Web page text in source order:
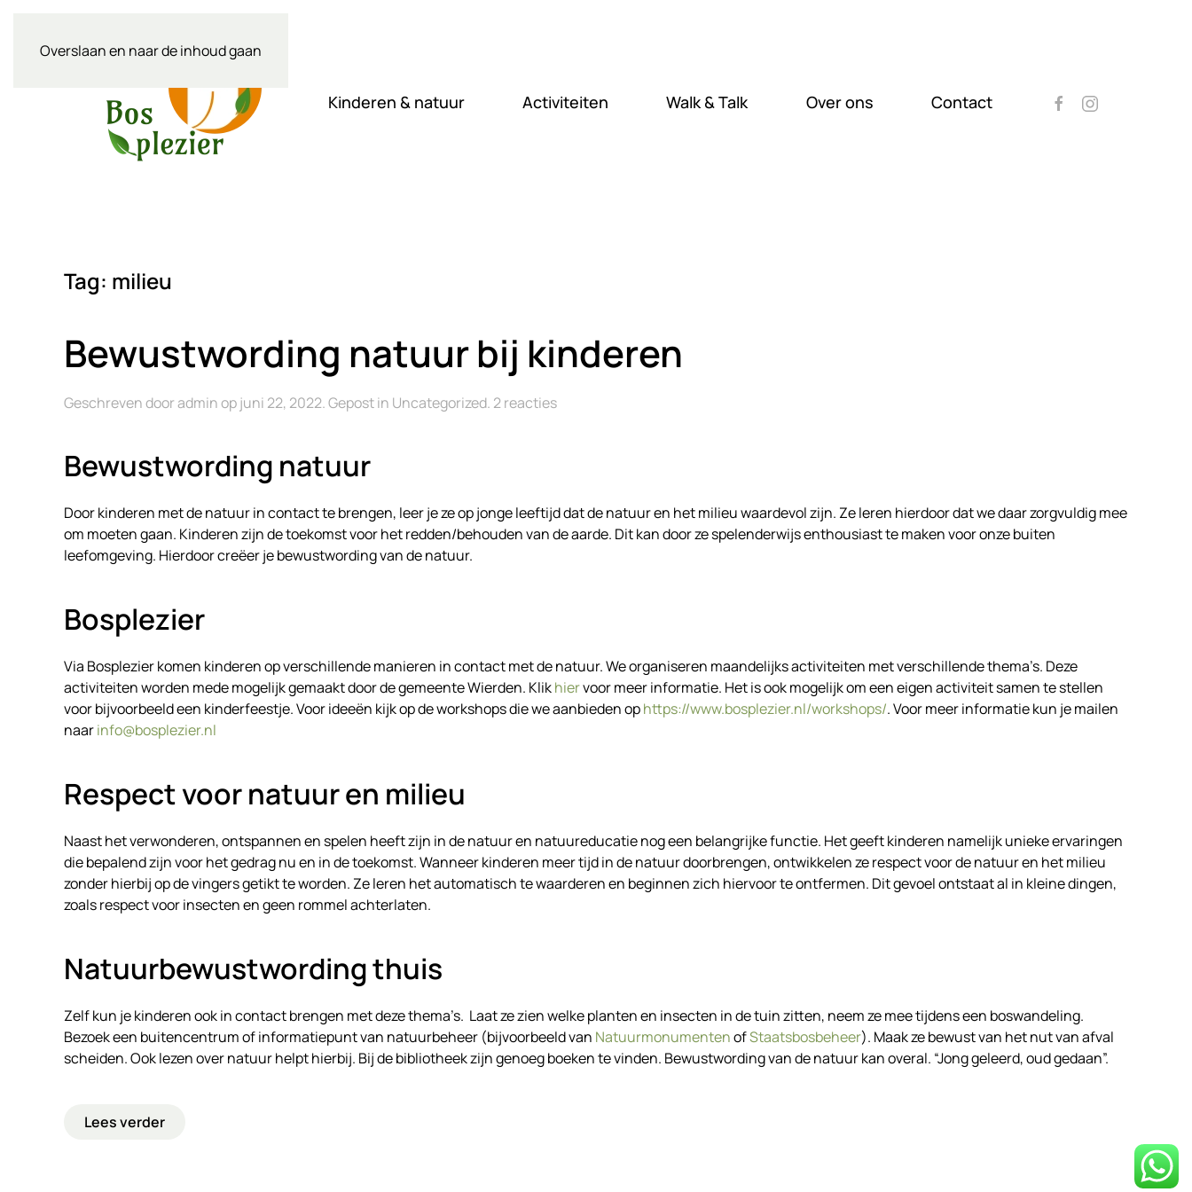
Overslaan en naar de inhoud gaan
Kinderen & natuur Activiteiten Walk & Talk Over ons Contact
Tag: milieu
Bewustwording natuur bij kinderen
Geschreven dooradminopjuni 22, 2022. Gepost in Uncategorized. 2 reactiesop
Bewustwording natuur
Door kinderen met de natuur in contact te brengen, leer je ze op jonge leeftijd dat de natuur en het milieu waardevol zijn. Ze leren hierdoor dat we daar zorgvuldig mee
om moeten gaan. Kinderen zijn de toekomst voor het redden/behouden van de aarde. Dit kan door ze spelenderwijs enthousiast te maken voor onze buiten
leefomgeving. Hierdoor creëer je bewustwording van de natuur.
Bosplezier
Via Bosplezier komen kinderen op verschillende manieren in contact met de natuur. We organiseren maandelijks activiteiten met verschillende thema’s. Deze
activiteiten worden mede mogelijk gemaakt door de gemeente Wierden. Klikhiervoor meer informatie. Het is ook mogelijk om een eigen activiteit samen te stellen
voor bijvoorbeeld een kinderfeestje. Voor ideeën kijk op de workshops die we aanbieden ophttps://www.bosplezier.nl/workshops/. Voor meer informatie kun je mailen
naarinfo@bosplezier.nl
Respect voor natuur en milieu
Naast het verwonderen, ontspannen en spelen heeft zijn in de natuur en natuureducatie nog een belangrijke functie. Het geeft kinderen namelijk unieke ervaringen
die bepalend zijn voor het gedrag nu en in de toekomst. Wanneer kinderen meer tijd in de natuur doorbrengen, ontwikkelen ze respect voor de natuur en het milieu
zonder hierbij op de vingers getikt te worden. Ze leren het automatisch te waarderen en beginnen zich hiervoor te ontfermen. Dit gevoel ontstaat al in kleine dingen,
zoals respect voor insecten en geen rommel achterlaten.
Natuurbewustwording thuis
Zelf kun je kinderen ook in contact brengen met deze thema’s. Laat ze zien welke planten en insecten in de tuin zitten, neem ze mee tijdens een boswandeling.
Bezoek een buitencentrum of informatiepunt van natuurbeheer (bijvoorbeeld van NatuurmonumentenofStaatsbosbeheer). Maak ze bewust van het nut van afval
scheiden. Ook lezen over natuur helpt hierbij. Bij de bibliotheek zijn genoeg boeken te vinden. Bewustwording van de natuur kan overal. “Jong geleerd, oud gedaan”.
Lees verder